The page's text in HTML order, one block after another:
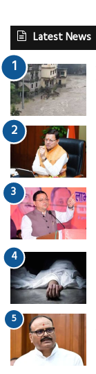
Latest News